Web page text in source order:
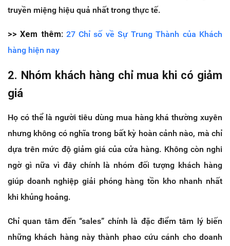
truyền miệng hiệu quả nhất trong thực tế.
>> Xem thêm: 27 Chỉ số về Sự Trung Thành của Khách
hàng hiện nay
2. Nhóm khách hàng chỉ mua khi có giảm
giá
Họ có thể là người tiêu dùng mua hàng khá thường xuyên
nhưng không có nghĩa trong bất kỳ hoàn cảnh nào, mà chỉ
dựa trên mức độ giảm giá của cửa hàng. Không còn nghi
ngờ gì nữa vì đây chính là nhóm đối tượng khách hàng
giúp doanh nghiệp giải phóng hàng tồn kho nhanh nhất
khi khủng hoảng.
Chỉ quan tâm đến “sales” chính là đặc điểm tâm lý biến
những khách hàng này thành phao cứu cánh cho doanh